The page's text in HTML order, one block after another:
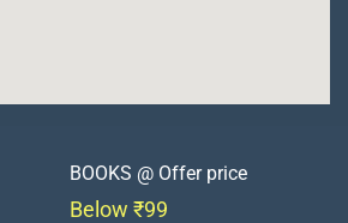
BOOKS @ Offer price
Below ₹99